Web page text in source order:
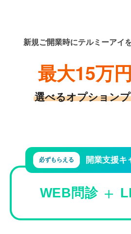
新規ご開業時にテルミーアイ
最大15万
選べるオプション
必ずもらえる 開業支援キ
WEB問診 ＋